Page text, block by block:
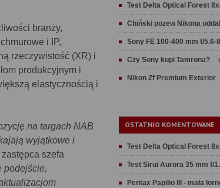
branży,
i IP,
rzeczywistość (XR) i
produkcyjnym i
elastycznością i
na targach NAB
wyjątkowe i
zastępca szefa
podejście,
Test Delta Optical Forest
Chiński pozew Nikona
Sony FE 100-400 mm f/5.6-
Czy Sony kupi Tamrona?
Nikon Zf Premium Exterior
OSTATNIO KOMENTOWANE
Test Delta Optical Forest
Test Sirui Aurora 35 mm f/
Pentax Papilio III - mała